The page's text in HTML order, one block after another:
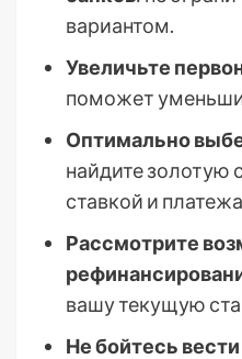
вариантом.
Увеличьте
поможет
Оптимально
найдите золотую
ставкой и
Рассмотрите
вашу текущую
Не бойтесь